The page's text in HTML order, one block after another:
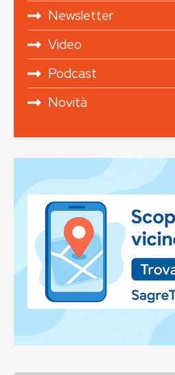
Newsletter
Video
Podcast
Novità